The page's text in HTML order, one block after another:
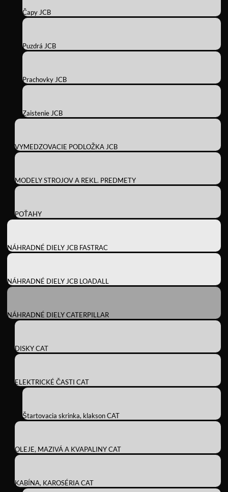
Čapy JCB
Puzdrá JCB
Prachovky JCB
Zaistenie JCB
VYMEDZOVACIE PODLOŽKA JCB
MODELY STROJOV A REKL. PREDMETY
POŤAHY
NÁHRADNÉ DIELY JCB FASTRAC
NÁHRADNÉ DIELY JCB LOADALL
NÁHRADNÉ DIELY CATERPILLAR
DISKY CAT
ELEKTRICKÉ ČASTI CAT
Štartovacia skrinka, klakson CAT
OLEJE, MAZIVÁ A KVAPALINY CAT
KABÍNA, KAROSÉRIA CAT